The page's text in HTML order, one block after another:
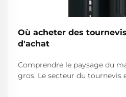
Où acheter des
d'achat
Comprendre le paysage du
gros. Le secteur du tournevis